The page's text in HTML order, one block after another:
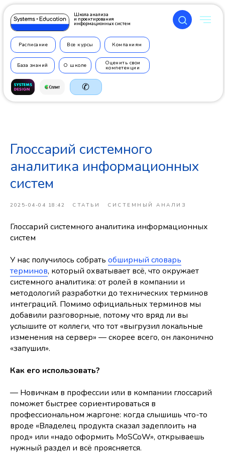
Школа анализа
и проектирования
информационных систем
+7 499
350 7710
Расписание Все курсы Компаниям
Оценить свои
компетенции
База знаний О школе
✆
Глоссарий системного
аналитика информационных
систем
2025-04-04 18:42 СТАТЬИ СИСТЕМНЫЙ АНАЛИЗ
Глоссарий системного аналитика информационных
систем
У нас получилось собрать обширный словарь
терминов, который охватывает всё, что окружает
системного аналитика: от ролей в компании и
методологий разработки до технических терминов
интеграций. Помимо официальных терминов мы
добавили разговорные, потому что вряд ли вы
услышите от коллеги, что тот «выгрузил локальные
изменения на сервер» — скорее всего, он лаконично
«запушил».
Как его использовать?
— Новичкам в профессии или в компании глоссарий
поможет быстрее сориентироваться в
профессиональном жаргоне: когда слышишь что-то
вроде «Владелец продукта сказал задеплоить на
прод» или «надо оформить MoSCoW», открываешь
нужный раздел и всё проясняется.